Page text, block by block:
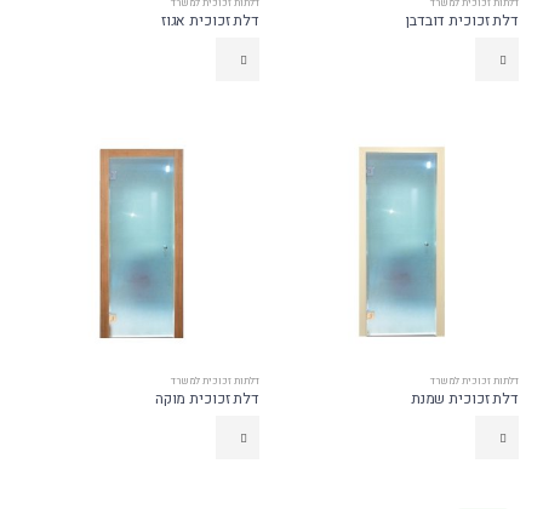
דלת זכוכית דובדבן דלת זכוכית אגוז
דלתות זכוכית למשרד
דלת זכוכית שמנת
דלתות זכוכית למשרד
דלת זכוכית מוקה